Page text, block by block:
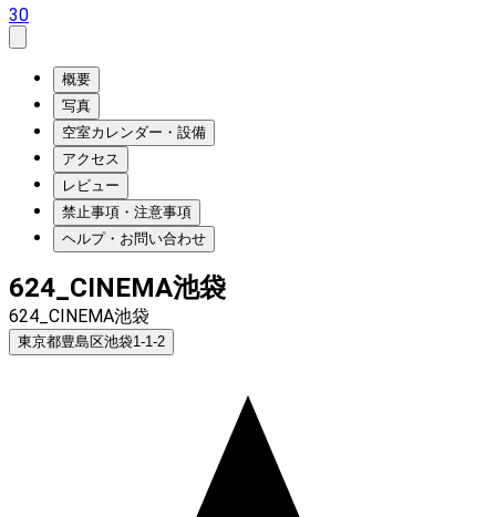
30
概要
写真
空室カレンダー・設備
アクセス
レビュー
禁止事項・注意事項
ヘルプ・お問い合わせ
624_CINEMA池袋
624_CINEMA池袋
東京都豊島区池袋1-1-2